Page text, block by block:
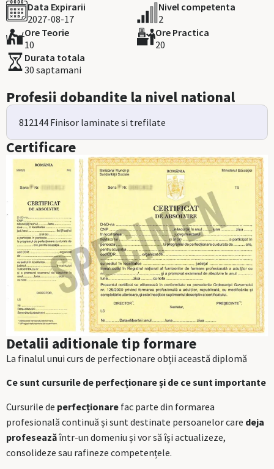
Data Expirarii
2027-08-17
Nivel competenta
2
Ore Teorie
10
Ore Practica
20
Durata totala
30 saptamani
Profesii dobandite la nivel national
812144 Finisor laminate si trefilate
Certificare
Detalii aditionale tip formare
La finalul unui curs de perfectionare obții această diplomă
Ce sunt cursurile de perfecționare și de ce sunt importante
Cursurile de perfecționare fac parte din formarea
profesională continuă și sunt destinate persoanelor care deja
profeseazăîntr-un domeniu și vor să își actualizeze,
consolideze sau rafineze competențele.